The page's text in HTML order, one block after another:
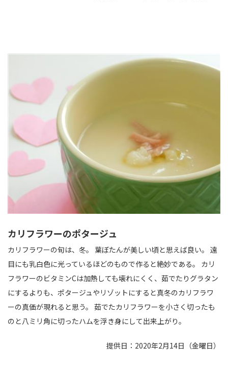
カリフラワーのポタージュ
カリフラワーの旬は、冬。 葉ぼたんが美しい頃と思えば良い。 遠
目にも乳白色に光っているほどのもので作ると絶妙である。 カリ
フラワーのビタミンCは加熱しても壊れにくく、茹でたりグラタン
にするよりも、ポタージュやリゾットにすると真冬のカリフラワ
ーの真価が現れると思う。 茹でたカリフラワーを小さく切ったも
のと八ミリ角に切ったハムを浮き身にして出来上がり。
提供日：2020年2月14日（金曜日）